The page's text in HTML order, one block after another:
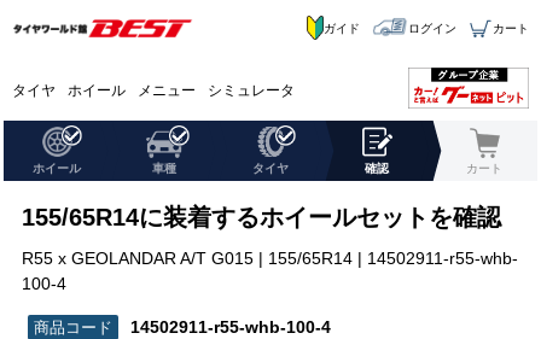
タイヤ ホイール メニュー シミュレータ
ガイド ログイン カート
ホイール 車種 タイヤ 確認 カート
155/65R14に装着するホイールセットを確認
R55 x GEOLANDAR A/T G015 | 155/65R14 | 14502911-r55-whb-
100-4
14502911-r55-whb-100-4